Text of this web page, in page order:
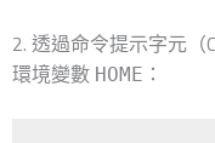
2. 透過命令提示字元（
環境變數 HOME ：